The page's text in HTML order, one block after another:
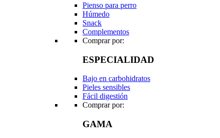
Pienso para perro
Húmedo
Snack
Complementos
Comprar por:
ESPECIALIDAD
Bajo en carbohidratos
Pieles sensibles
Fácil digestión
Comprar por:
GAMA